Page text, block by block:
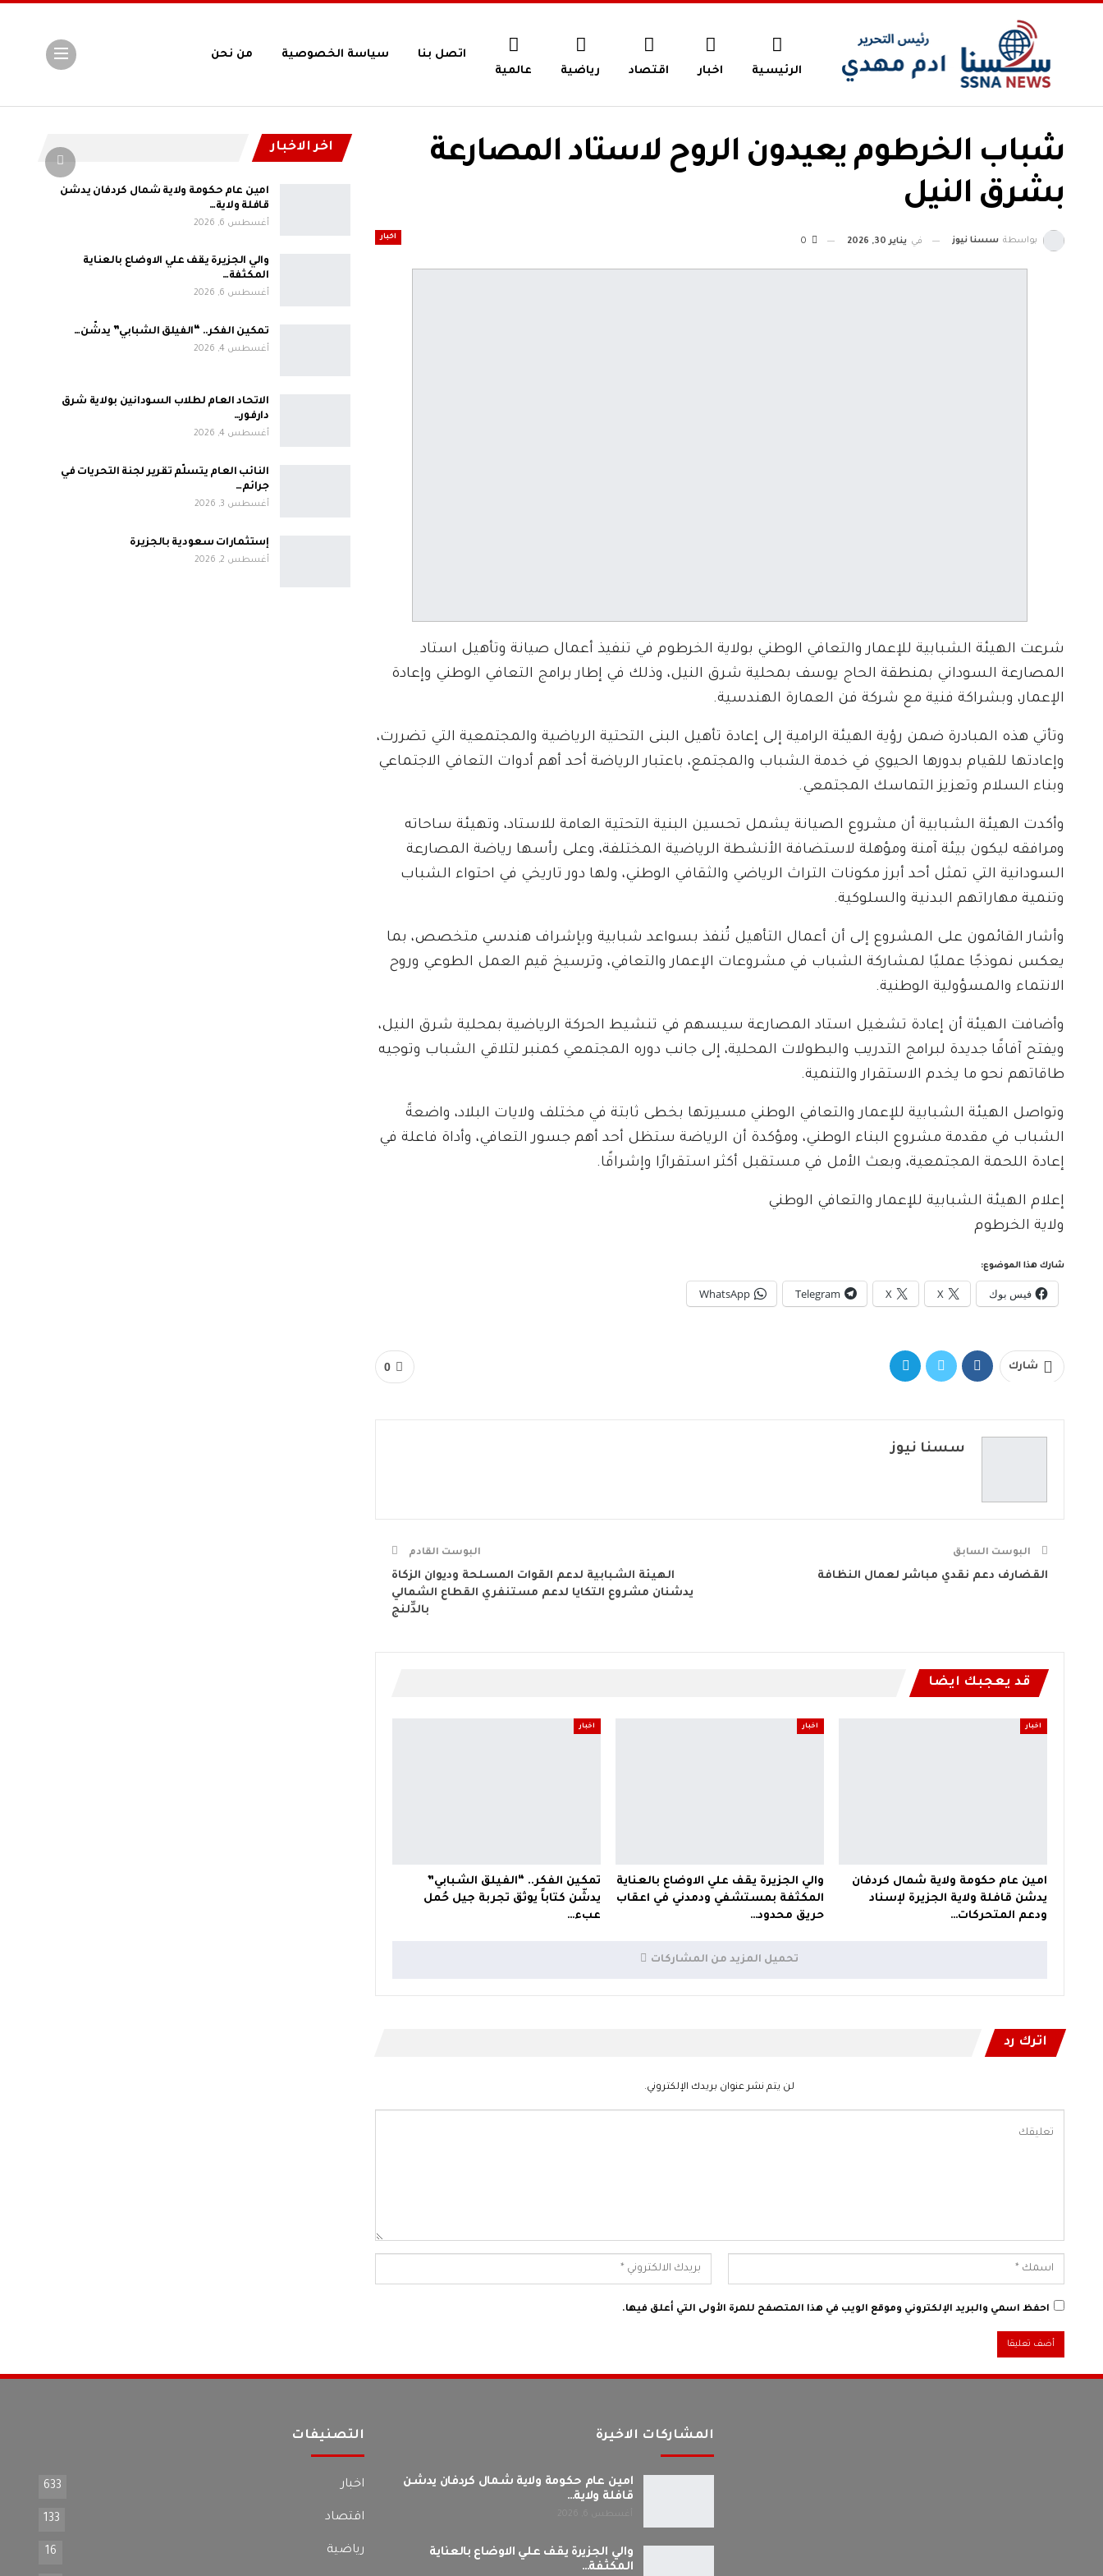
الرئيسية اخبار اقتصاد رياضية عالمية
اتصل بنا سياسة الخصوصية من نحن
شباب الخرطوم يعيدون الروح لاستاد المصارعة
بشرق النيل
اخبار بواسطة سسنا نيوز في يناير 30, 2026
شرعت الهيئة الشبابية للإعمار والتعافي الوطني بولاية الخرطوم في تنفيذ أعمال صيانة وتأهيل استاد
المصارعة السوداني بمنطقة الحاج يوسف بمحلية شرق النيل، وذلك في إطار برامج التعافي الوطني وإعادة
الإعمار، وبشراكة فنية مع شركة فن العمارة الهندسية.
وتأتي هذه المبادرة ضمن رؤية الهيئة الرامية إلى إعادة تأهيل البنى التحتية الرياضية والمجتمعية التي تضررت،
وإعادتها للقيام بدورها الحيوي في خدمة الشباب والمجتمع، باعتبار الرياضة أحد أهم أدوات التعافي الاجتماعي
وبناء السلام وتعزيز التماسك المجتمعي.
وأكدت الهيئة الشبابية أن مشروع الصيانة يشمل تحسين البنية التحتية العامة للاستاد، وتهيئة ساحاته
ومرافقه ليكون بيئة آمنة ومؤهلة لاستضافة الأنشطة الرياضية المختلفة، وعلى رأسها رياضة المصارعة
السودانية التي تمثل أحد أبرز مكونات التراث الرياضي والثقافي الوطني، ولها دور تاريخي في احتواء الشباب
وتنمية مهاراتهم البدنية والسلوكية.
وأشار القائمون على المشروع إلى أن أعمال التأهيل تُنفذ بسواعد شبابية وبإشراف هندسي متخصص، بما
يعكس نموذجًا عمليًا لمشاركة الشباب في مشروعات الإعمار والتعافي، وترسيخ قيم العمل الطوعي وروح
الانتماء والمسؤولية الوطنية.
وأضافت الهيئة أن إعادة تشغيل استاد المصارعة سيسهم في تنشيط الحركة الرياضية بمحلية شرق النيل،
ويفتح آفاقًا جديدة لبرامج التدريب والبطولات المحلية، إلى جانب دوره المجتمعي كمنبر لتلاقي الشباب وتوجيه
طاقاتهم نحو ما يخدم الاستقرار والتنمية.
وتواصل الهيئة الشبابية للإعمار والتعافي الوطني مسيرتها بخطى ثابتة في مختلف ولايات البلاد، واضعةً
الشباب في مقدمة مشروع البناء الوطني، ومؤكدة أن الرياضة ستظل أحد أهم جسور التعافي، وأداة فاعلة في
إعادة اللحمة المجتمعية، وبعث الأمل في مستقبل أكثر استقرارًا وإشراقًا.
إعلام الهيئة الشبابية للإعمار والتعافي الوطني
ولاية الخرطوم
شارك هذا الموضوع:
فيس بوك X
X
Telegram
WhatsApp
0 شارك
سسنا نيوز
البوست السابق
القضارف دعم نقدي مباشر لعمال النظافة
البوست القادم
الهيئة الشبابية لدعم القوات المسلحة وديوان الزكاة
يدشنان مشروع التكايا لدعم مستنفري القطاع الشمالي
بالدِّلنج
قد يعجبك ايضا
اخبار
امين عام حكومة ولاية شمال كردفان
يدشن قافلة ولاية الجزيرة لإسناد
ودعم المتحركات…
اخبار
والي الجزيرة يقف علي الاوضاع بالعناية
المكثفة بمستشفي ودمدني في اعقاب
حريق محدود…
اخبار
تمكين الفكر.. “الفيلق الشبابي”
يدشّن كتاباً يوثق تجربة جيل حُمل
عبء…
تحميل المزيد من المشاركات
اترك رد
لن يتم نشر عنوان بريدك الإلكتروني.
احفظ اسمي والبريد الإلكتروني وموقع الويب في هذا المتصفح للمرة الأولى التي أعلق فيها.
اخر الاخبار
امين عام حكومة ولاية شمال كردفان يدشن
قافلة ولاية…
أغسطس 6, 2026
والي الجزيرة يقف علي الاوضاع بالعناية
المكثفة…
أغسطس 6, 2026
تمكين الفكر.. “الفيلق الشبابي” يدشّن…
أغسطس 4, 2026
الاتحاد العام لطلاب السودانين بولاية شرق
دارفور…
أغسطس 4, 2026
النائب العام يتسلّم تقرير لجنة التحريات في
جرائم…
أغسطس 3, 2026
إستثمارات سعودية بالجزيرة
أغسطس 2, 2026
المشاركات الاخيرة
امين عام حكومة ولاية شمال كردفان يدشن
قافلة ولاية…
والي الجزيرة يقف علي الاوضاع بالعناية
المكثفة…
التصنيفات
اخبار 633
اقتصاد 133
رياضية 16